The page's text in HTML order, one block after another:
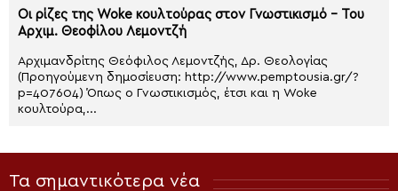
Οι ρίζες της Woke κουλτούρας στον Γνωστικισμό – Του
Αρχιμ. Θεοφίλου Λεμοντζή
Αρχιμανδρίτης Θεόφιλος Λεμοντζής, Δρ. Θεολογίας
(Προηγούμενη δημοσίευση: http://www.pemptousia.gr/?
p=407604) Όπως ο Γνωστικισμός, έτσι και η Woke
κουλτούρα,...
Τα σημαντικότερα νέα